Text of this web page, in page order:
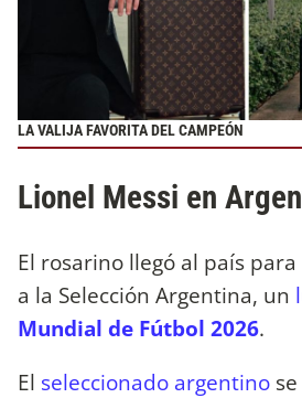
LA VALIJA FAVORITA DEL CAMPEÓN
Lionel Messi en
El rosarino llegó al país
a la Selección Argentina, un
Mundial de Fútbol 2026.
El seleccionado argentino